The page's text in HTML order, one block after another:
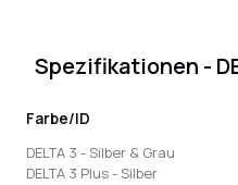
Spezifikationen -
Farbe/ID
DELTA 3 - Silber & Grau
DELTA 3 Plus - Silber